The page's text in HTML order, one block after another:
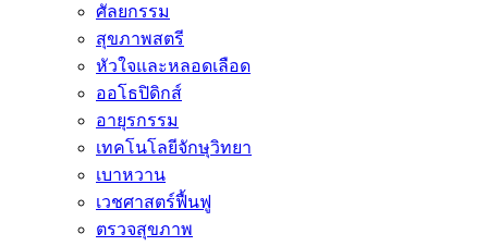
ศัลยกรรม
สุขภาพสตรี
หัวใจและหลอดเลือด
ออโธปิดิกส์
อายุรกรรม
เทคโนโลยีจักษุวิทยา
เบาหวาน
เวชศาสตร์ฟื้นฟู
ตรวจสุขภาพ